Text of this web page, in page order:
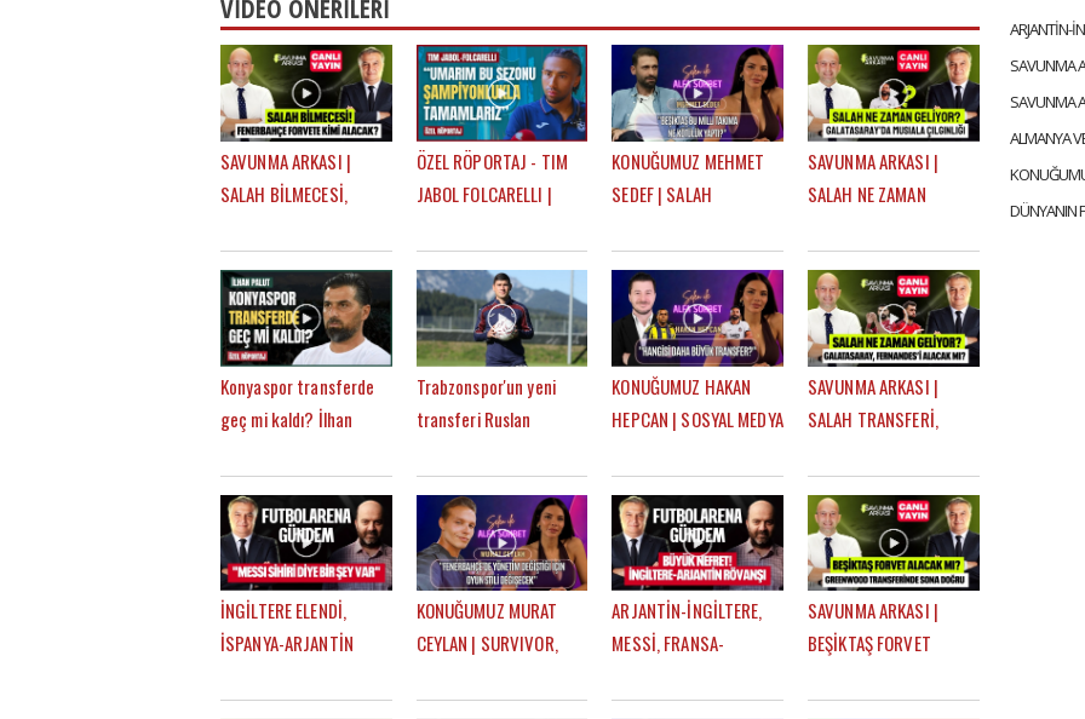
VİDEO ÖNERİLERİ
SAVUNMA ARKASI |
SALAH BİLMECESİ,
MEHMET AYAN, GÖKHAN
DİNÇ
ÖZEL RÖPORTAJ - TIM
JABOL FOLCARELLI |
SEZONKİ HEDEFLERİ,
FATİH TEKKE, SAÇ TARZI
KONUĞUMUZ MEHMET
SEDEF | SALAH
BEŞİKTAŞ'IN DURUMU |
SELEN İLE ALFA SOHBET
SAVUNMA ARKASI |
SALAH NE ZAMAN
GÜNDEMİ | MEHMET
AYAN, GÖKHAN DİNÇ
Konyaspor transferde
geç mi kaldı? İlhan
FutbolArena'ya özel
açıklamalar
Trabzonspor'un yeni
transferi Ruslan
Tekke ile birlikte
çalışmaktan mutluyum"
KONUĞUMUZ HAKAN
HEPCAN | SOSYAL MEDYA
YILDIRIM & ALİ KOÇ |
SELEN İLE ALFA SOHBET
SAVUNMA ARKASI |
SALAH TRANSFERİ,
GELECEK Mİ? | MEHMET
AYAN, GÖKHAN DİNÇ
İNGİLTERE ELENDİ,
İSPANYA-ARJANTİN
FUTBOLARENA GÜNDEM
KONUĞUMUZ MURAT
CEYLAN | SURVIVOR,
FENERBAHÇE SEVDASI |
ARJANTİN-İNGİLTERE,
MESSİ, FRANSA-
YARI FİNALLERİ |
SAVUNMA ARKASI |
BEŞİKTAŞ FORVET
GREENWOOD SONA